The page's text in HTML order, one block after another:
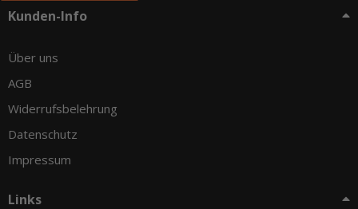
Kunden-Info
Über uns
AGB
Widerrufsbelehrung
Datenschutz
Impressum
Links